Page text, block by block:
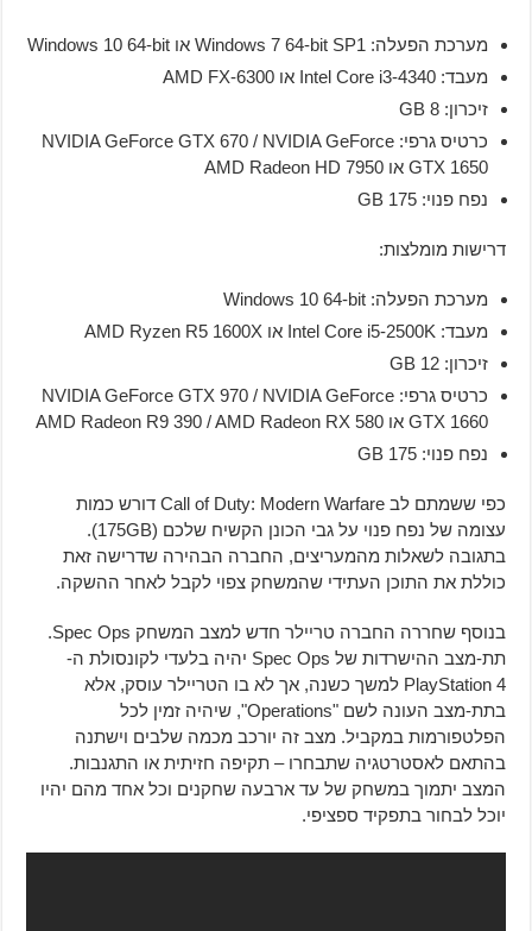
מערכת הפעלה: Windows 7 64-bit SP1 או Windows 10 64-bit
מעבד: Intel Core i3-4340 או AMD FX-6300
זיכרון: 8 GB
כרטיס גרפי: NVIDIA GeForce GTX 670 / NVIDIA GeForce
GTX 1650 או AMD Radeon HD 7950
נפח פנוי: 175 GB
דרישות מומלצות:
מערכת הפעלה: Windows 10 64-bit
מעבד: Intel Core i5-2500K או AMD Ryzen R5 1600X
זיכרון: 12 GB
כרטיס גרפי: NVIDIA GeForce GTX 970 / NVIDIA GeForce
GTX 1660 או AMD Radeon R9 390 / AMD Radeon RX 580
נפח פנוי: 175 GB
כפי ששמתם לב Call of Duty: Modern Warfare דורש כמות
עצומה של נפח פנוי על גבי הכונן הקשיח שלכם (175GB).
בתגובה לשאלות מהמעריצים, החברה הבהירה שדרישה זאת
כוללת את התוכן העתידי שהמשחק צפוי לקבל לאחר ההשקה.
בנוסף שחררה החברה טריילר חדש למצב המשחק Spec Ops.
תת-מצב ההישרדות של Spec Ops יהיה בלעדי לקונסולת ה-
PlayStation 4 למשך כשנה, אך לא בו הטריילר עוסק, אלא
בתת-מצב העונה לשם "Operations", שיהיה זמין לכל
הפלטפורמות במקביל. מצב זה יורכב מכמה שלבים וישתנה
בהתאם לאסטרטגיה שתבחרו – תקיפה חזיתית או התגנבות.
המצב יתמוך במשחק של עד ארבעה שחקנים וכל אחד מהם יהיו
יוכל לבחור בתפקיד ספציפי.